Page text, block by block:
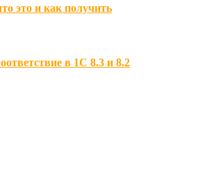
это и как получить
в 1С 8.3 и 8.2